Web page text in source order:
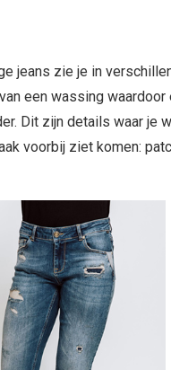
jeans zie je in
een wassing
Dit zijn details waar je
voorbij ziet komen: